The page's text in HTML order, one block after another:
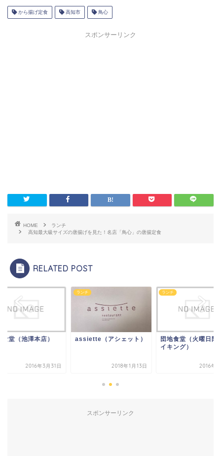
から揚げ定食 高知市 鳥心
スポンサーリンク
HOME
ランチ
高知最大級サイズの唐揚げを見た！名店「鳥心」の唐揚定食
RELATED POST
本店）
年3月31日
assiette（アシェット）
2018年1月13日
団地食堂（火曜日限定バ
イキング）
2016年7月1日
スポンサーリンク